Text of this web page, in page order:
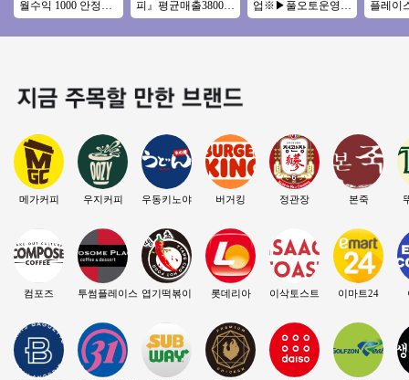
월수익 1000 안정적
인상권에 1등브랜드
고매출 메가커피!
피』평균매출3800만
★ 순익1100만 고수
익/초보/여성창업★
업※▶풀오토운영◀
초역세권/수익성매
장/초보창업/여성창
플레이
뉴얼없
자본창
메가커피
컴포즈
우지커피
투썸플레이스
우동키노야
엽기떡볶이
버거킹
롯데리아
정관장
이삭토스트
본죽
이마트24